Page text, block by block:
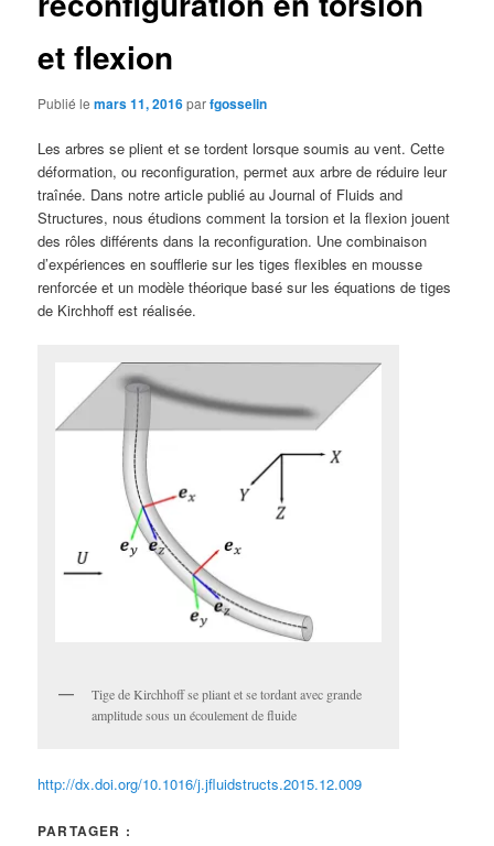
et flexion
Publié lemars 11, 2016parfgosselin
Les arbres se plient et se tordent lorsque soumis au vent. Cette
déformation, ou reconfiguration, permet aux arbre de réduire leur
traînée. Dans notre article publié au Journal of Fluids and
Structures, nous étudions comment la torsion et la flexion jouent
des rôles différents dans la reconfiguration. Une combinaison
d’expériences en soufflerie sur les tiges flexibles en mousse
renforcée et un modèle théorique basé sur les équations de tiges
de Kirchhoff est réalisée.
Tige de Kirchhoff se pliant et se tordant avec grande
amplitude sous un écoulement de fluide
http://dx.doi.org/10.1016/j.jfluidstructs.2015.12.009
PARTAGER :